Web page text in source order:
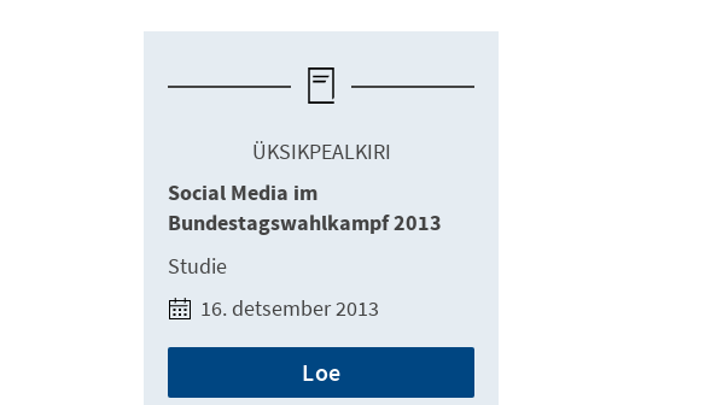
ÜKSIKPEALKIRI
Social Media im
Bundestagswahlkampf 2013
Studie
16. detsember 2013
Loe